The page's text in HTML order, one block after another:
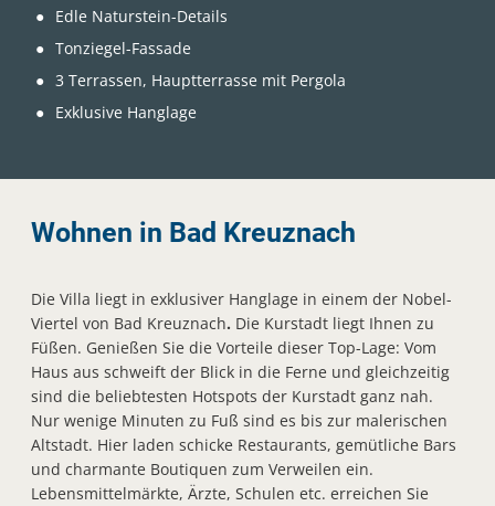
Edle Naturstein-Details
Tonziegel-Fassade
3 Terrassen, Hauptterrasse mit Pergola
Exklusive Hanglage
Wohnen in Bad Kreuznach
Die Villa liegt in exklusiver Hanglage in einem der Nobel-
Viertel von Bad Kreuznach. Die Kurstadt liegt Ihnen zu
Füßen. Genießen Sie die Vorteile dieser Top-Lage: Vom
Haus aus schweift der Blick in die Ferne und gleichzeitig
sind die beliebtesten Hotspots der Kurstadt ganz nah.
Nur wenige Minuten zu Fuß sind es bis zur malerischen
Altstadt. Hier laden schicke Restaurants, gemütliche Bars
und charmante Boutiquen zum Verweilen ein.
Lebensmittelmärkte, Ärzte, Schulen etc. erreichen Sie